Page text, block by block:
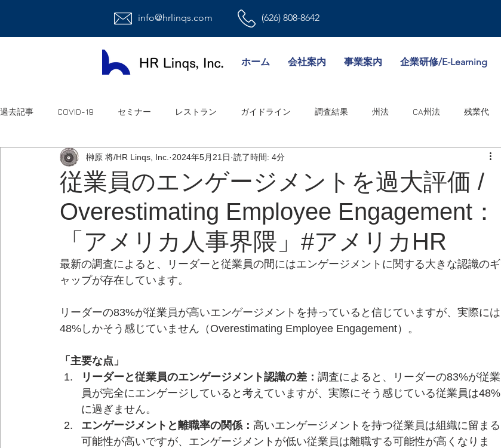
info@hrlinqs.com (626) 808-8642
ホーム 会社案内 事業案内 企業研修/E-Learning
過去記事 COVID-19 セミナー レストラン ガイドライン 調査結果 州法 CA州法 残業代
時給社員/月給社員 最低賃金 給与 福利厚生 就業規則
ハラスメント 雇用 連邦法 退職金 職場環境 WA州法 ビザ 失業保険 NY州法
オフィス アメリカ人事系ユーチューブ 連邦法
従業員のエンゲージメントを過大評価 /
Overestimating Employee Engagement：
「アメリカ人事界隈」#アメリカHR
榊原 将/HR Linqs, Inc. 2024年5月21日 読了時間: 4分
最新の調査によると、リーダーと従業員の間にはエンゲージメントに関する大きな認識のギ
ャップが存在しています。
リーダーの83%が従業員が高いエンゲージメントを持っていると信じていますが、実際には
48%しかそう感じていません（Overestimating Employee Engagement）。
「主要な点」
リーダーと従業員のエンゲージメント認識の差： 調査によると、リーダーの83%が従業
員が完全にエンゲージしていると考えていますが、実際にそう感じている従業員は48%
に過ぎません。
エンゲージメントと離職率の関係： 高いエンゲージメントを持つ従業員は組織に留まる
可能性が高いですが、エンゲージメントが低い従業員は離職する可能性が高くなりま